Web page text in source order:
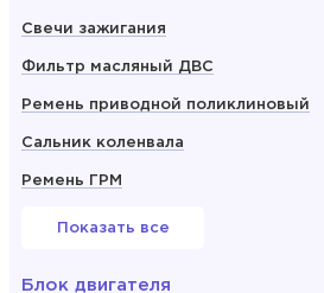
Свечи зажигания
Фильтр масляный ДВС
Ремень приводной поликлиновый
Сальник коленвала
Ремень ГРМ
Показать все
Блок двигателя